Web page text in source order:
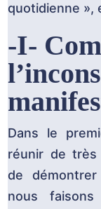
quotidienne »,
-I-
Dans le
réunir de très
de
nous faisons